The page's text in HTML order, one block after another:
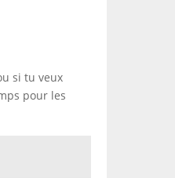
si tu veux
pour les